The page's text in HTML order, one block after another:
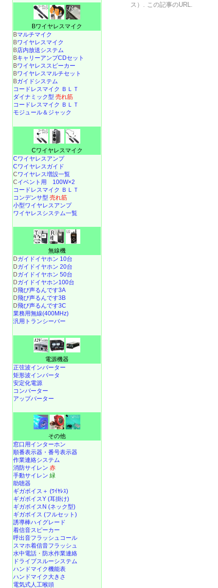
ス） . この記事のURL.
Bワイヤレスマイク
Bマルチマイク
Bワイヤレスマイク
B店内放送システム
BキャリーアンプCDセット
Bワイヤレススピーカー
Bワイヤレスマルチセット
Bガイドシステム
コードレスマイク ＢＬＴ
ダイナミック型 売れ筋
コードレスマイク ＢＬＴ
モジュール＆ジャック
Cワイヤレスマイク
Cワイヤレスアンプ
Cワイヤレスガイド
Cワイヤレス増設一覧
Cイベント用 100W×2
コードレスマイク ＢＬＴ
コンデンサ型 売れ筋
小型ワイヤレスアンプ
ワイヤレスシステム一覧
無線機
Dガイドイヤホン 10台
Dガイドイヤホン 20台
Dガイドイヤホン 50台
Dガイドイヤホン100台
D飛び声るんです3A
D飛び声るんです3B
D飛び声るんです3C
業務用無線(400MHz)
汎用トランシーバー
電源機器
正弦波インバーター
矩形波インバータ
安定化電源
コンバーター
アップバーター
その他
窓口用インターホン
順番表示器・番号表示器
作業連絡システム
消防サイレン 赤
手動サイレン 緑
助聴器
ギガボイス＋ (ﾜｲﾔﾚｽ)
ギガボイスY (耳掛け)
ギガボイスN (ネック型)
ギガボイス (フルセット)
誘導棒ハイグレード
着信音スピーカー
呼出音フラッシュコール
スマホ着信音フラッシュ
水中電話 ・ 防水作業連絡
ドライブスルーシステム
ハンドマイク機能表
ハンドマイク大きさ
電気式人工喉頭